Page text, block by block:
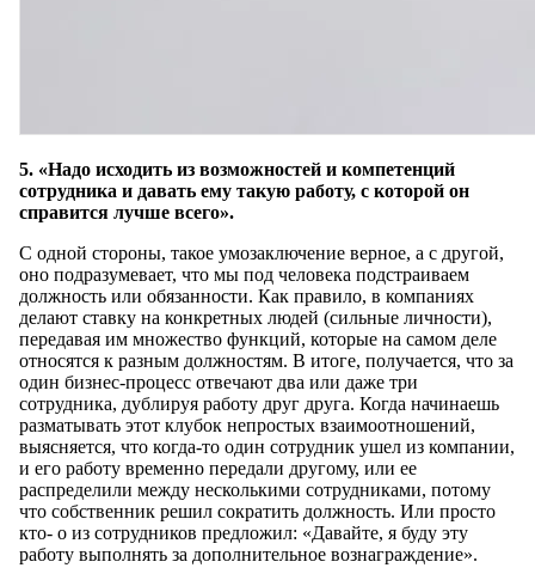
5. «Надо исходить из возможностей и компетенций
сотрудника и давать ему такую работу, с которой он
справится лучше всего».
С одной стороны, такое умозаключение верное, а с другой,
оно подразумевает, что мы под человека подстраиваем
должность или обязанности. Как правило, в компаниях
делают ставку на конкретных людей (сильные личности),
передавая им множество функций, которые на самом деле
относятся к разным должностям. В итоге, получается, что за
один бизнес-процесс отвечают два или даже три
сотрудника, дублируя работу друг друга. Когда начинаешь
разматывать этот клубок непростых взаимоотношений,
выясняется, что когда-то один сотрудник ушел из компании,
и его работу временно передали другому, или ее
распределили между несколькими сотрудниками, потому
что собственник решил сократить должность. Или просто
кто- о из сотрудников предложил: «Давайте, я буду эту
работу выполнять за дополнительное вознаграждение».